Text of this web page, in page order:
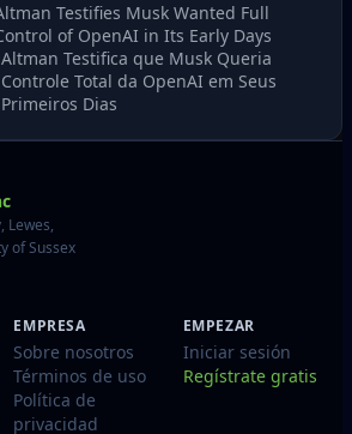
Testifies Musk Wanted Full
of OpenAI in Its Early Days
Altman Testifica que Musk Queria
Controle Total da OpenAI em Seus
Primeiros Dias
Lewes,
of Sussex
EMPRESA
Sobre nosotros
Términos de uso
Política de
privacidad
EMPEZAR
Iniciar sesión
Regístrate gratis